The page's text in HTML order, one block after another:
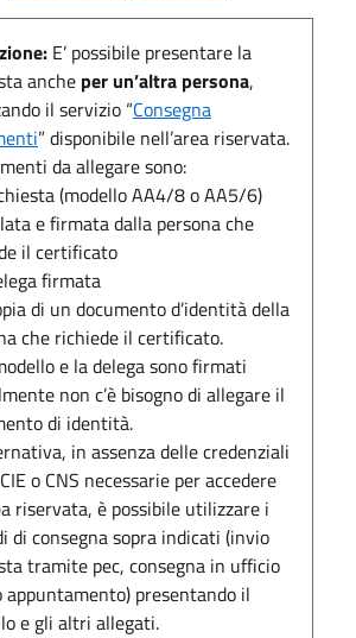
E’ possibile presentare la
anche per un’altra persona,
il servizio “Consegna
” disponibile nell’area riservata.
da allegare sono:
(modello AA4/8 o AA5/6)
e firmata dalla persona che
il certificato
firmata
di un documento d’identità della
che richiede il certificato.
e la delega sono firmati
non c’è bisogno di allegare il
di identità.
in assenza delle credenziali
o CNS necessarie per accedere
riservata, è possibile utilizzare i
di consegna sopra indicati (invio
tramite pec, consegna in ufficio
appuntamento) presentando il
e gli altri allegati.